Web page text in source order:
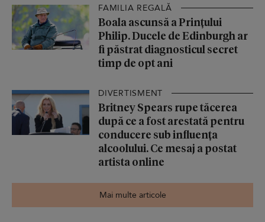
FAMILIA REGALĂ
Boala ascunsă a Prințului
Philip. Ducele de Edinburgh ar
fi păstrat diagnosticul secret
timp de opt ani
DIVERTISMENT
Britney Spears rupe tăcerea
după ce a fost arestată pentru
conducere sub influența
alcoolului. Ce mesaj a postat
artista online
Mai multe articole